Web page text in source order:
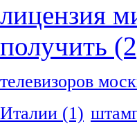
лицензия
получить
телевизоров
Италии (1)